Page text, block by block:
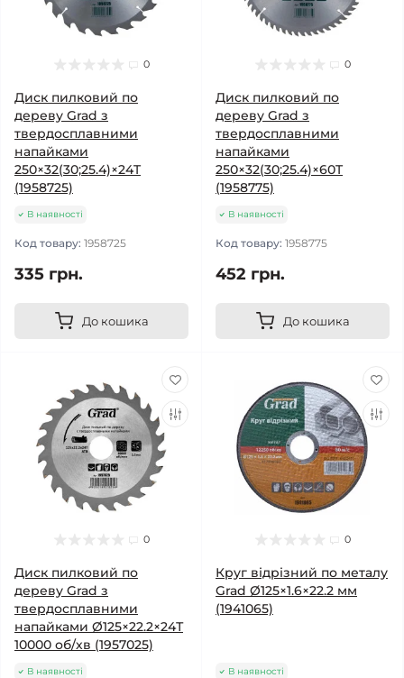
0
Диск пилковий по
дереву Grad з
твердосплавними
напайками
250×32(30;25.4)×24T
(1958725)
В наявності
Код товару: 1958725
335 грн.
До кошика
0
Диск пилковий по
дереву Grad з
твердосплавними
напайками
250×32(30;25.4)×60T
(1958775)
В наявності
Код товару: 1958775
452 грн.
До кошика
0
Диск пилковий по
дереву Grad з
твердосплавними
напайками Ø125×22.2×24Т
10000 об/хв (1957025)
В наявності
0
Круг відрізний по металу
Grad Ø125×1.6×22.2 мм
(1941065)
В наявності